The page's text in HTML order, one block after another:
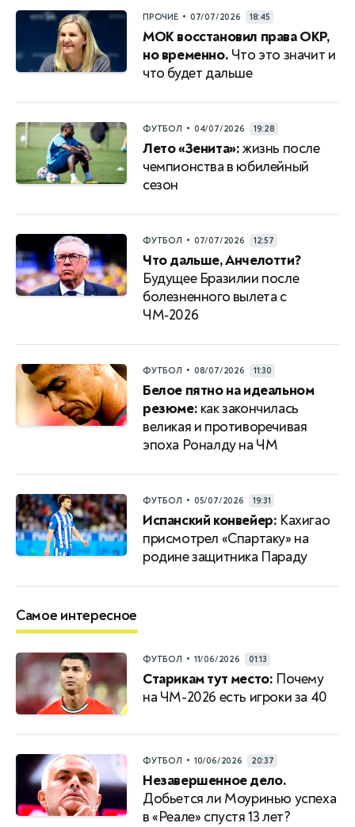
ПРОЧИЕ • 07/07/2026 18:45
МОК восстановил права ОКР,
но временно. Что это значит и
что будет дальше
ФУТБОЛ • 04/07/2026 19:28
Лето «Зенита»:жизнь после
чемпионства в юбилейный
сезон
ФУТБОЛ • 07/07/2026 12:57
Что дальше, Анчелотти?
Будущее Бразилии после
болезненного вылета с
ЧМ‑2026
ФУТБОЛ • 08/07/2026 11:30
Белое пятно на идеальном
резюме: как закончилась
великая и противоречивая
эпоха Роналду на ЧМ
ФУТБОЛ • 05/07/2026 19:31
Испанский конвейер: Кахигао
присмотрел «Спартаку» на
родине защитника Параду
Самое интересное
ФУТБОЛ • 11/06/2026 01:13
Старикам тут место: Почему
на ЧМ-2026 есть игроки за 40
ФУТБОЛ • 10/06/2026 20:37
Незавершенное дело.
Добьется ли Моуринью успеха
в «Реале» спустя 13 лет?